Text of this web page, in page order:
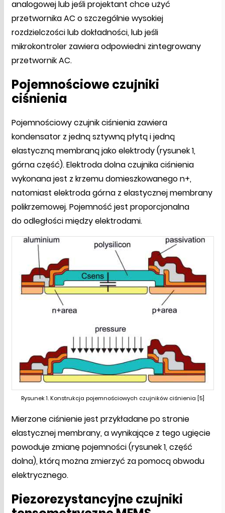
analogowej lub jeśli projektant chce użyć
przetwornika AC o szczególnie wysokiej
rozdzielczości lub dokładności, lub jeśli
mikrokontroler zawiera odpowiedni zintegrowany
przetwornik AC.
Pojemnościowe czujniki
ciśnienia
Pojemnościowy czujnik ciśnienia zawiera
kondensator z jedną sztywną płytą i jedną
elastyczną membraną jako elektrody (rysunek 1,
górna część). Elektroda dolna czujnika ciśnienia
wykonana jest z krzemu domieszkowanego n+,
natomiast elektroda górna z elastycznej membrany
polikrzemowej. Pojemność jest proporcjonalna
do odległości między elektrodami.
Rysunek 1. Konstrukcja pojemnościowych czujników ciśnienia [5]
Mierzone ciśnienie jest przykładane po stronie
elastycznej membrany, a wynikające z tego ugięcie
powoduje zmianę pojemności (rysunek 1, część
dolna), którą można zmierzyć za pomocą obwodu
elektrycznego.
Piezorezystancyjne czujniki